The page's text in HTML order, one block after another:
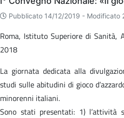
Pubblicato 14/12/2019 - Modificato
Roma, Istituto Superiore di Sanità,
2018
La giornata dedicata alla
studi sulle abitudini di gioco
minorenni italiani.
Sono stati presentati: 1) l’attività